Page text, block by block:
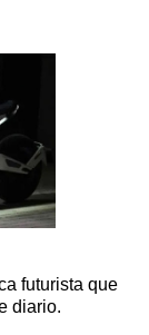
futurista que
diario.